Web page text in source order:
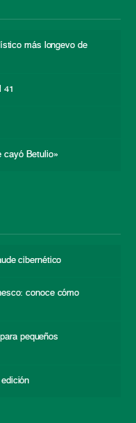
más longevo de
41
Betulio»
cibernético
conoce cómo
pequeños